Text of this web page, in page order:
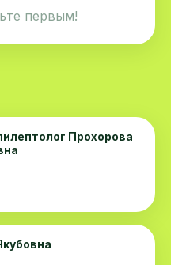
первым!
Прохорова